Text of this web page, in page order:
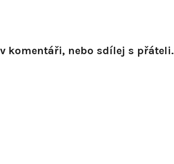
komentáři, nebo sdílej s přáteli.